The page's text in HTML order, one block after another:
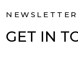
NEWSLETTER
GET IN